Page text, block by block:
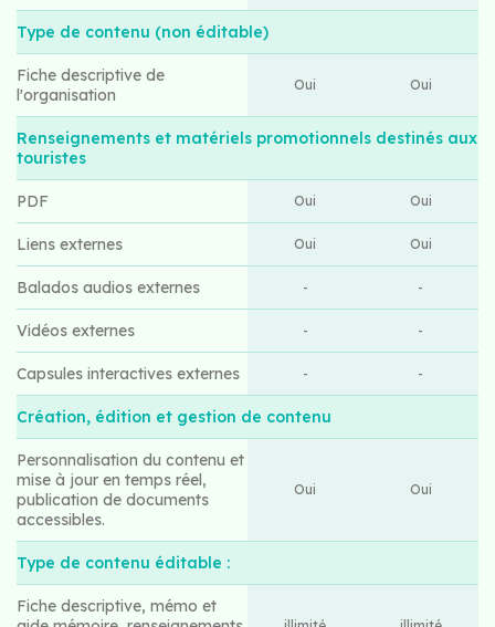
Type de contenu (non éditable)
Fiche descriptive de
l'organisation
Oui Oui
Renseignements et matériels promotionnels destinés aux
touristes
PDF Oui Oui
Liens externes Oui Oui
Balados audios externes - -
Vidéos externes - -
Capsules interactives externes - -
Création, édition et gestion de contenu
Personnalisation du contenu et
mise à jour en temps réel,
publication de documents
accessibles.
Oui Oui
Type de contenu éditable :
Fiche descriptive, mémo et